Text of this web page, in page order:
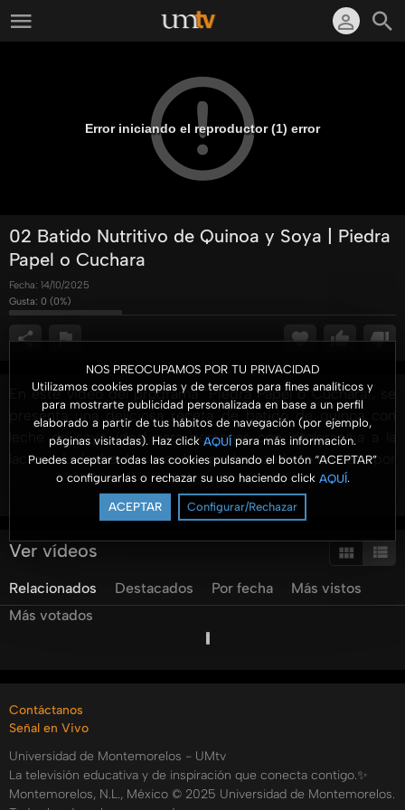
NOS PREOCUPAMOS POR TU PRIVACIDAD
Utilizamos cookies propias y de terceros para fines analíticos y
para mostrarte publicidad personalizada en base a un perfil
elaborado a partir de tus hábitos de navegación (por ejemplo,
páginas visitadas). Haz click AQUÍ para más información.
Puedes aceptar todas las cookies pulsando el botón “ACEPTAR”
o configurarlas o rechazar su uso haciendo click AQUÍ.
ACEPTAR Configurar/Rechazar
Error iniciando el reproductor (1) error
02 Batido Nutritivo de Quinoa y Soya | Piedra
Papel o Cuchara
Fecha: 14/10/2025
Gusta: 0 (0%)
En este video del programa "Piedra Papel o Cuchara", se
presenta una deliciosa receta de batido de quinoa con
leche de soya, ideal para personas con intolerancia a la
lactosa. La leche de soya ultra pasteurizada se destaca por
su valioso contenido nutricional, que incluye proteína
aislada de soya y vitamina B12, perfecta para una dieta
saludable. Este batido nutritivo también incorpora quinoa,
un cereal rico en proteínas, duraznos, arándanos y nueces
calcio. Además, se discuten beneficios como la capacidad
de la leche de soya para reducir el riesgo de
enfermedades cardiovasculares. Los envases de Tetra Pak
pasos.
Categorías:
Niños y Jóvenes
Piedra Papel o Cuchara
Ver más
Ver vídeos
Relacionados Destacados Por fecha
Más vistos
Más votados
Contáctanos
Señal en Vivo
Universidad de Montemorelos - UMtv
La televisión educativa y de inspiración que conecta contigo.✨
Montemorelos, N.L., México © 2025 Universidad de Montemorelos.